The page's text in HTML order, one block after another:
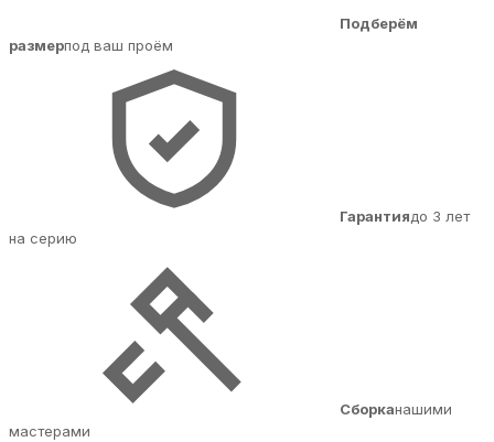
Подберём
размерпод ваш проём
Гарантиядо 3 лет
на серию
Сборканашими
мастерами